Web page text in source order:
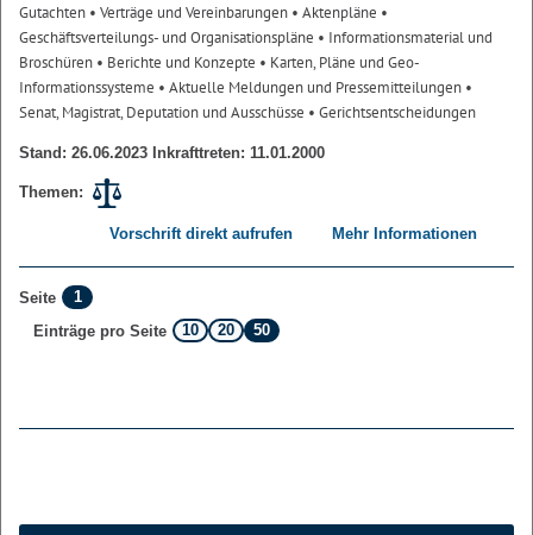
Gutachten • Verträge und Vereinbarungen • Aktenpläne •
Geschäftsverteilungs- und Organisationspläne • Informationsmaterial und
Broschüren • Berichte und Konzepte • Karten, Pläne und Geo-
Informationssysteme • Aktuelle Meldungen und Pressemitteilungen •
Senat, Magistrat, Deputation und Ausschüsse • Gerichtsentscheidungen
Stand: 26.06.2023 Inkrafttreten: 11.01.2000
Themen:
Vorschrift direkt aufrufen Mehr Informationen
Seite
1
Einträge pro Seite
10 20 50